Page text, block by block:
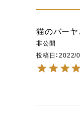
猫のバーヤ
非公開
投稿日
2022/